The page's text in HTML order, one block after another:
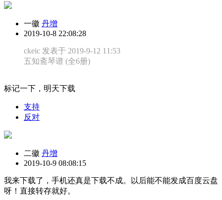
一徽 丹增
2019-10-8 22:08:28
ckeic 发表于 2019-9-12 11:53
五知斋琴谱 (全6册)
标记一下，明天下载
支持
反对
二徽 丹增
2019-10-9 08:08:15
我来下载了，手机还真是下载不成。以后能不能发成百度云盘
呀！直接转存就好。